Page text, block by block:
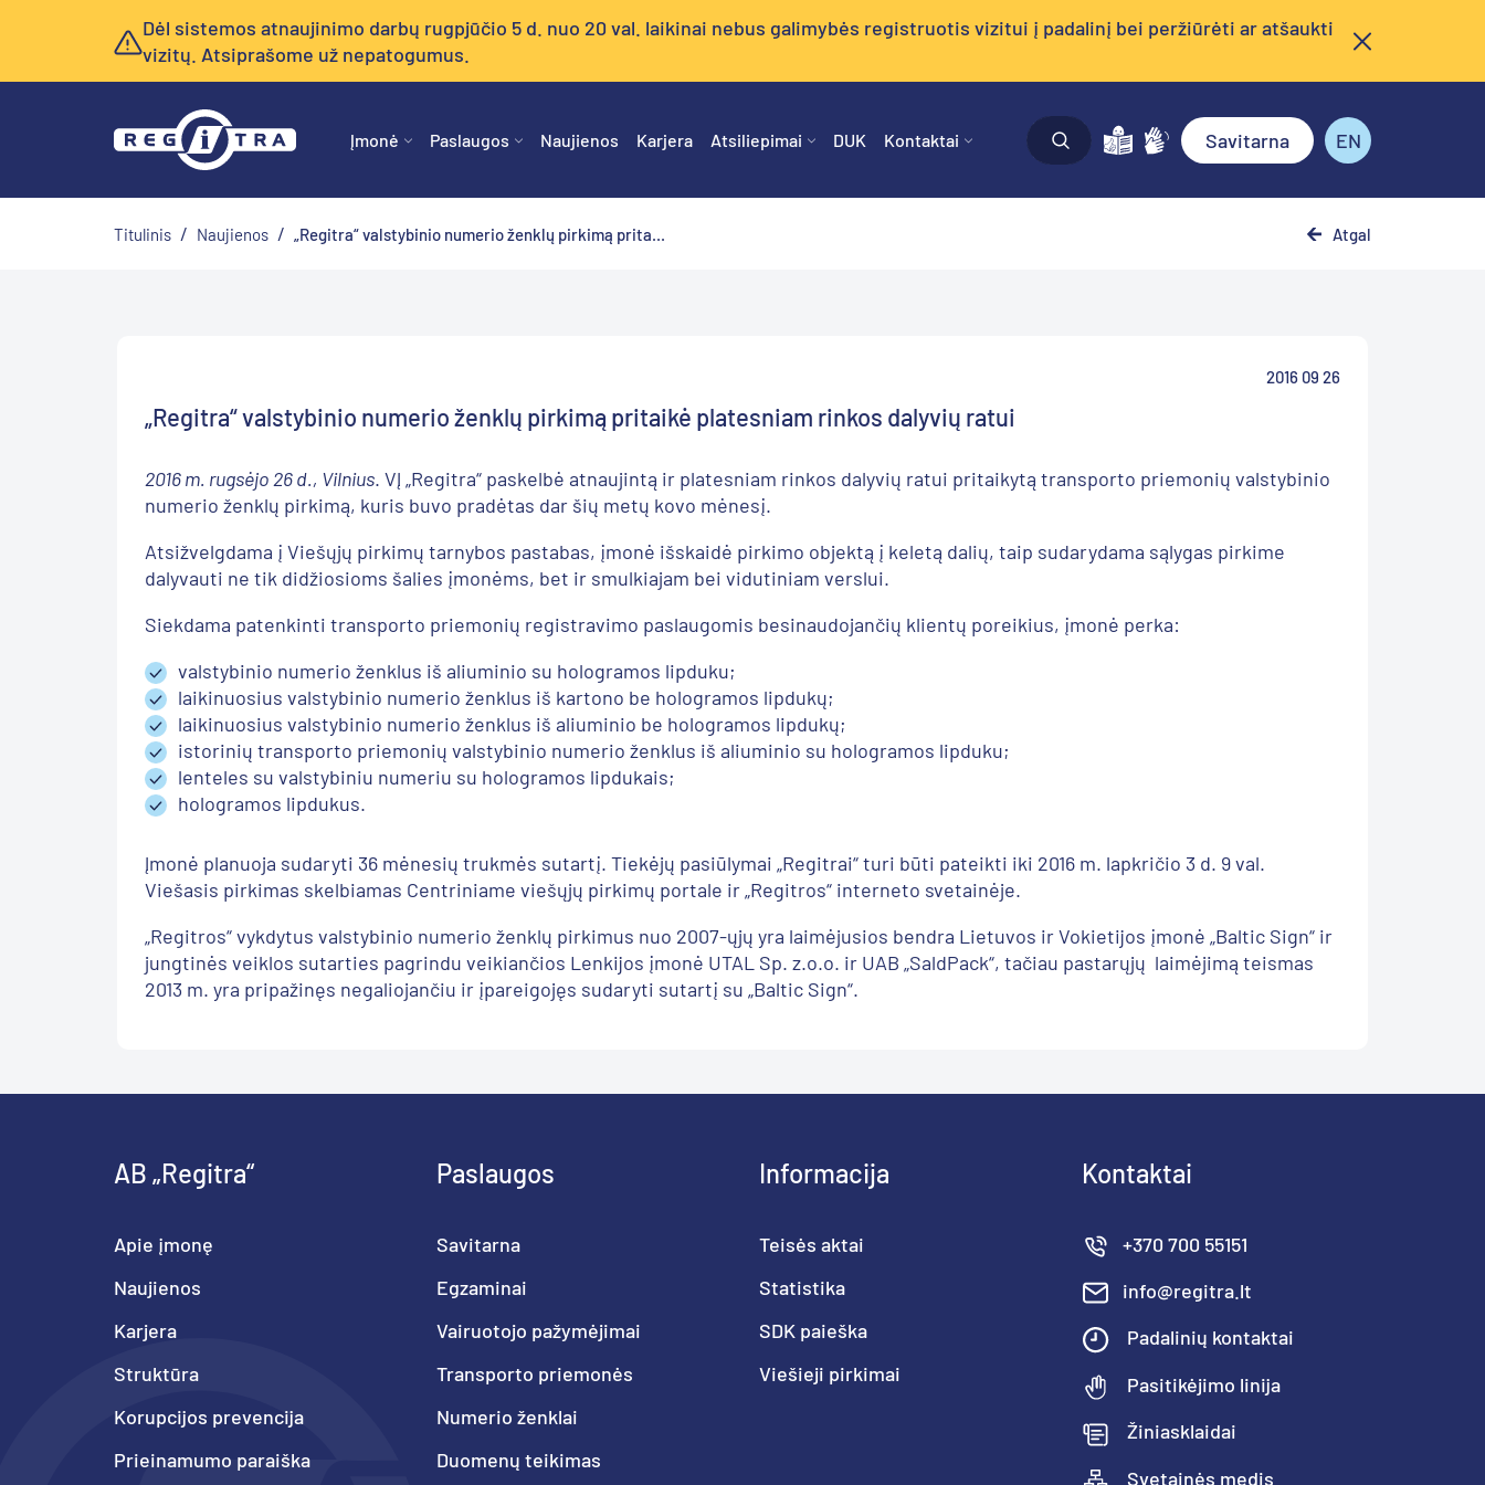
Dėl sistemos atnaujinimo darbų rugpjūčio 5 d. nuo 20 val. laikinai nebus galimybės registruotis vizitui į padalinį bei peržiūrėti ar atšaukti
vizitų. Atsiprašome už nepatogumus.
Įmonė Paslaugos Naujienos Karjera Atsiliepimai DUK Kontaktai Savitarna EN
Titulinis / Naujienos / „Regitra“ valstybinio numerio ženklų pirkimą prita... Atgal
2016 09 26
„Regitra“ valstybinio numerio ženklų pirkimą pritaikė platesniam rinkos dalyvių ratui
2016 m. rugsėjo 26 d., Vilnius. VĮ „Regitra“ paskelbė atnaujintą ir platesniam rinkos dalyvių ratui pritaikytą transporto priemonių valstybinio
numerio ženklų pirkimą, kuris buvo pradėtas dar šių metų kovo mėnesį.
Atsižvelgdama į Viešųjų pirkimų tarnybos pastabas, įmonė išskaidė pirkimo objektą į keletą dalių, taip sudarydama sąlygas pirkime
dalyvauti ne tik didžiosioms šalies įmonėms, bet ir smulkiajam bei vidutiniam verslui.
Siekdama patenkinti transporto priemonių registravimo paslaugomis besinaudojančių klientų poreikius, įmonė perka:
valstybinio numerio ženklus iš aliuminio su hologramos lipduku;
laikinuosius valstybinio numerio ženklus iš kartono be hologramos lipdukų;
laikinuosius valstybinio numerio ženklus iš aliuminio be hologramos lipdukų;
istorinių transporto priemonių valstybinio numerio ženklus iš aliuminio su hologramos lipduku;
lenteles su valstybiniu numeriu su hologramos lipdukais;
hologramos lipdukus.
Įmonė planuoja sudaryti 36 mėnesių trukmės sutartį. Tiekėjų pasiūlymai „Regitrai“ turi būti pateikti iki 2016 m. lapkričio 3 d. 9 val.
Viešasis pirkimas skelbiamas Centriniame viešųjų pirkimų portale ir „Regitros“ interneto svetainėje.
„Regitros“ vykdytus valstybinio numerio ženklų pirkimus nuo 2007-ųjų yra laimėjusios bendra Lietuvos ir Vokietijos įmonė „Baltic Sign“ ir
jungtinės veiklos sutarties pagrindu veikiančios Lenkijos įmonė UTAL Sp. z.o.o. ir UAB „SaldPack“, tačiau pastarųjų laimėjimą teismas
2013 m. yra pripažinęs negaliojančiu ir įpareigojęs sudaryti sutartį su „Baltic Sign“.
AB „Regitra“
Apie įmonę
Naujienos
Karjera
Struktūra
Korupcijos prevencija
Prieinamumo paraiška
Paslaugos
Savitarna
Egzaminai
Vairuotojo pažymėjimai
Transporto priemonės
Numerio ženklai
Duomenų teikimas
Informacija
Teisės aktai
Statistika
SDK paieška
Viešieji pirkimai
Kontaktai
+370 700 55151
info@regitra.lt
Padalinių kontaktai
Pasitikėjimo linija
Žiniasklaidai
Svetainės medis